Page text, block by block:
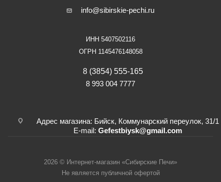
info@sibirskie-pechi.ru
ИНН 5407502116
ОГРН 1145476148058
8 (3854) 555-165
8 993 004 7777
Адрес магазина: Бийск, Коммунарский переулок, 31/1
E-mail: Gefestbiysk@gmail.com
2026 © Интернет-магазин «Сибирские Печи»
Не является публичной офертой